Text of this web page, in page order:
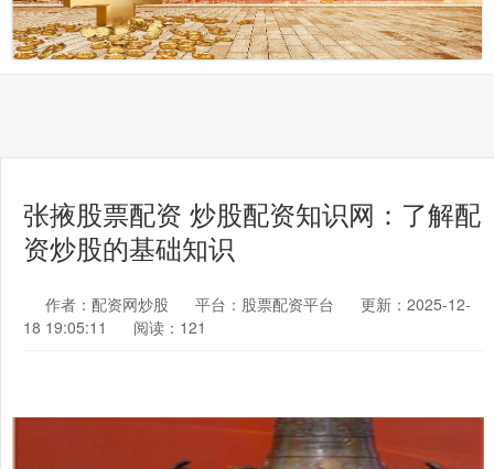
张掖股票配资 炒股配资知识网：了解配
资炒股的基础知识
作者：配资网炒股 平台：股票配资平台
更新：2025-12-
18 19:05:11
阅读：121